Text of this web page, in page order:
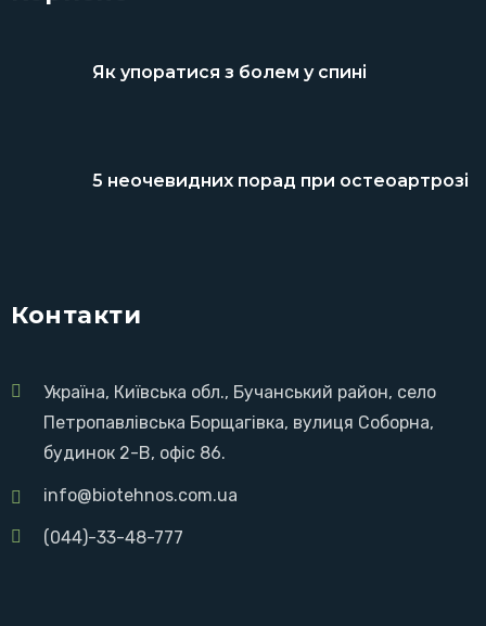
Як упоратися з болем у спині
5 неочевидних порад при остеоартрозі
Контакти
Україна, Київська обл., Бучанський район, село
Петропавлівська Борщагівка, вулиця Соборна,
будинок 2-В, офіс 86.
info@biotehnos.com.ua
(044)-33-48-777